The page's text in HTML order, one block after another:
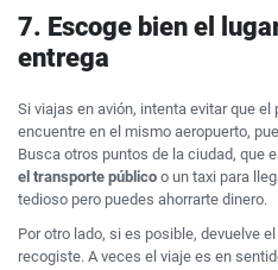
7. Escoge bien el
entrega
Si viajas en avión, intenta evitar que
encuentre en el mismo aeropuerto,
Busca otros puntos de la ciudad, que
el transporte público o un taxi para
tedioso pero puedes ahorrarte dinero.
Por otro lado, si es posible, devuelve
recogiste. A veces el viaje es en